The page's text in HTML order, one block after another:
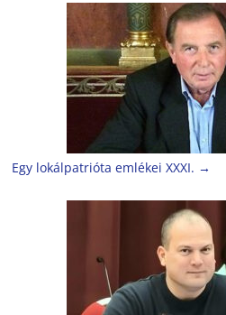
Egy lokálpatrióta emlékei XXXI. →